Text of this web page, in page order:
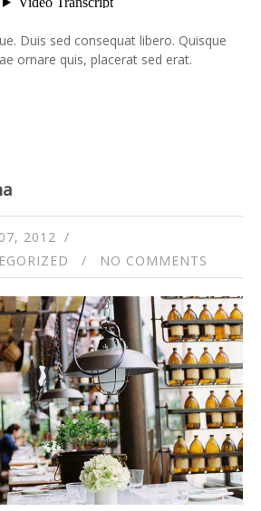
Duis sed consequat libero. Quisque
ornare quis, placerat sed erat.
2012
NO COMMENTS